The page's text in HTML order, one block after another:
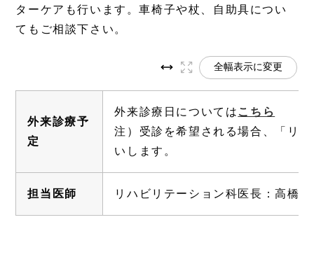
ターケアも行います。車椅子や杖、自助具につい
てもご相談下さい。
全幅表示に変更
外来診療予
定
外来診療日については こちら
注）受診を希望される場合、「リ
いします。
担当医師 リハビリテーション科医長：高